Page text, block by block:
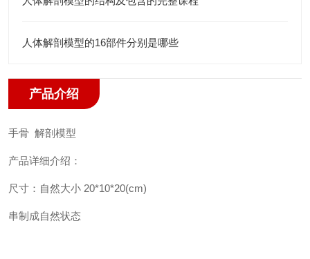
人体解剖模型的16部件分别是哪些
产品介绍
手骨 解剖模型
产品详细介绍：
尺寸：自然大小 20*10*20(cm)
串制成自然状态